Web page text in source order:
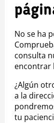
No se ha
consulta
encontrar
¿Algún
a la
tu